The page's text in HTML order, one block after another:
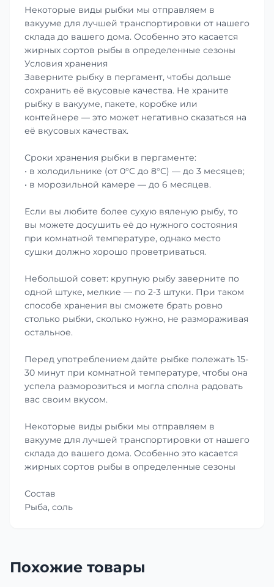
Некоторые виды рыбки мы отправляем в
вакууме для лучшей транспортировки от нашего
склада до вашего дома. Особенно это касается
жирных сортов рыбы в определенные сезоны
Условия хранения
Заверните рыбку в пергамент, чтобы дольше
сохранить её вкусовые качества. Не храните
рыбку в вакууме, пакете, коробке или
контейнере — это может негативно сказаться на
её вкусовых качествах.
Сроки хранения рыбки в пергаменте:
• в холодильнике (от 0°С до 8°С) — до 3 месяцев;
• в морозильной камере — до 6 месяцев.
Если вы любите более сухую вяленую рыбу, то
вы можете досушить её до нужного состояния
при комнатной температуре, однако место
сушки должно хорошо проветриваться.
Небольшой совет: крупную рыбу заверните по
одной штуке, мелкие — по 2-3 штуки. При таком
способе хранения вы сможете брать ровно
столько рыбки, сколько нужно, не размораживая
остальное.
Перед употреблением дайте рыбке полежать 15-
30 минут при комнатной температуре, чтобы она
успела разморозиться и могла сполна радовать
вас своим вкусом.
Некоторые виды рыбки мы отправляем в
вакууме для лучшей транспортировки от нашего
склада до вашего дома. Особенно это касается
жирных сортов рыбы в определенные сезоны
Состав
Рыба, соль
Похожие товары